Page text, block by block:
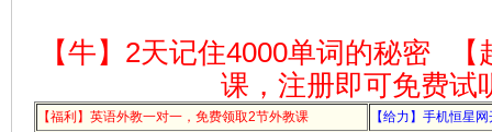
【牛】2天记住4000单词的秘密
课，注册即可免费试
【福利】英语外教一对一，免费领取2节外教课 【给力】手机恒星